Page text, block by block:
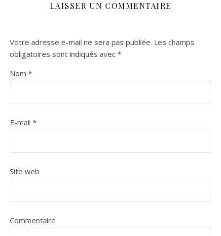
LAISSER UN COMMENTAIRE
Votre adresse e-mail ne sera pas publiée. Les champs
obligatoires sont indiqués avec *
Nom *
E-mail *
Site web
Commentaire